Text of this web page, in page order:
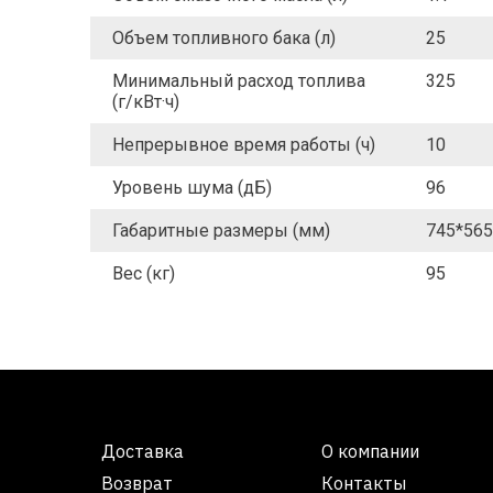
Объем топливного бака (л) 25
Минимальный расход топлива
(г/кВт·ч)
325
Непрерывное время работы (ч) 10
Уровень шума (дБ) 96
Габаритные размеры (мм)
Вес (кг) 95
Доставка
О компании
Возврат
Контакты